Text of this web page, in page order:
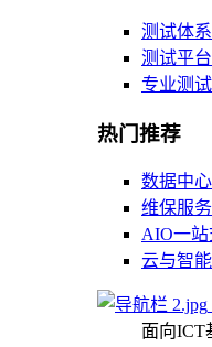
测试体
测试平
专业测
热门推荐
数据中
维保服务
AIO一
云与智
面向ICT